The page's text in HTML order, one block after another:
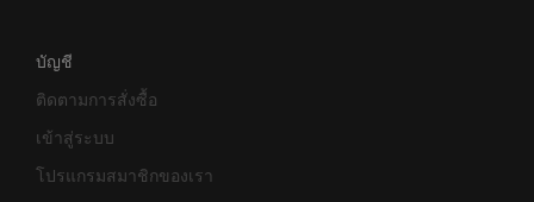
บัญชี
ติดตามการสั่งซื้อ
เข้าสู่ระบบ
โปรแกรมสมาชิกของเรา